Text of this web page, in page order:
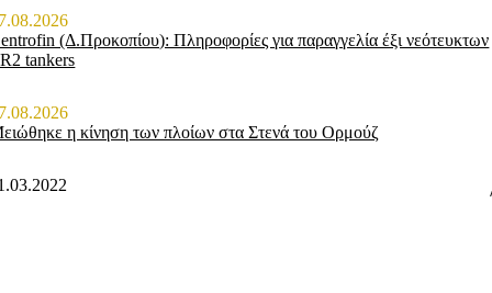
(Δ.Προκοπίου): Πληροφορίες για παραγγελία έξι νεότευκτων
tankers
η κίνηση των πλοίων στα Στενά του Ορμούζ